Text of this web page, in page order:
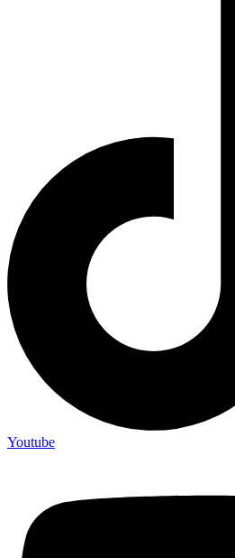
Youtube